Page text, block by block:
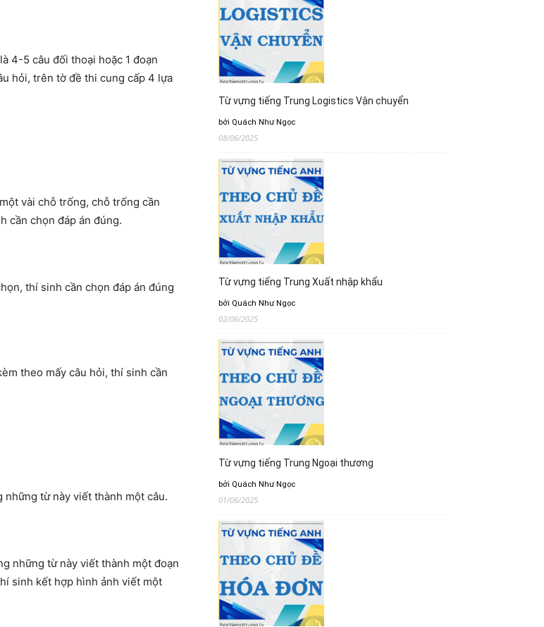
4-5 câu đối thoại hoặc 1 đoạn
hỏi, trên tờ đề thi cung cấp 4 lựa
vài chỗ trống, chỗ trống cần
cần chọn đáp án đúng.
thí sinh cần chọn đáp án đúng
theo mấy câu hỏi, thí sinh cần
những từ này viết thành một câu.
những từ này viết thành một đoạn
sinh kết hợp hình ảnh viết một
Từ vựng tiếng Trung Logistics Vận chuyển
bởi Quách Như Ngọc
08/06/2025
Từ vựng tiếng Trung Xuất nhập khẩu
bởi Quách Như Ngọc
02/06/2025
Từ vựng tiếng Trung Ngoại thương
bởi Quách Như Ngọc
01/06/2025